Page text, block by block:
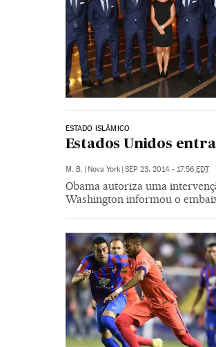
ESTADO ISLÂMICO
Estados Unidos
M. B. | Nova York | SEP 23, 2014 - 17:56 EDT
Obama autoriza uma
Washington informou o